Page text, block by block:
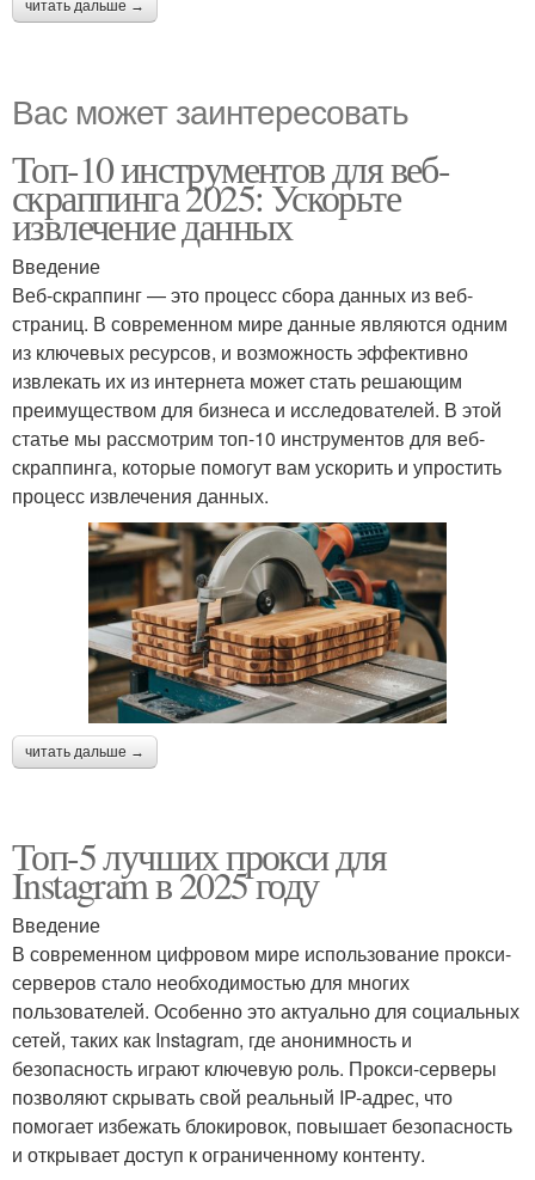
читать дальше →
Вас может заинтересовать
Топ-10 инструментов для веб-
скраппинга 2025: Ускорьте
извлечение данных
Введение
Веб-скраппинг — это процесс сбора данных из веб-
страниц. В современном мире данные являются одним
из ключевых ресурсов, и возможность эффективно
извлекать их из интернета может стать решающим
преимуществом для бизнеса и исследователей. В этой
статье мы рассмотрим топ-10 инструментов для веб-
скраппинга, которые помогут вам ускорить и упростить
процесс извлечения данных.
читать дальше →
Топ-5 лучших прокси для
Instagram в 2025 году
Введение
В современном цифровом мире использование прокси-
серверов стало необходимостью для многих
пользователей. Особенно это актуально для социальных
сетей, таких как Instagram, где анонимность и
безопасность играют ключевую роль. Прокси-серверы
позволяют скрывать свой реальный IP-адрес, что
помогает избежать блокировок, повышает безопасность
и открывает доступ к ограниченному контенту.